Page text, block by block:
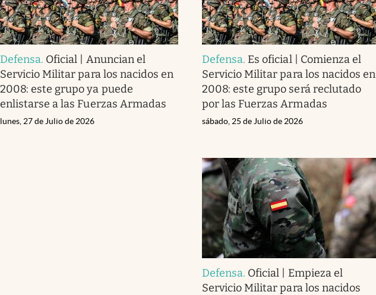
Defensa. Oficial | Anuncian el
Servicio Militar para los nacidos en
2008: este grupo ya puede
enlistarse a las Fuerzas Armadas
lunes, 27 de Julio de 2026
Defensa. Es oficial | Comienza el
Servicio Militar para los nacidos en
2008: este grupo será reclutado
por las Fuerzas Armadas
sábado, 25 de Julio de 2026
Defensa. Oficial | Empieza el
Servicio Militar para los nacidos